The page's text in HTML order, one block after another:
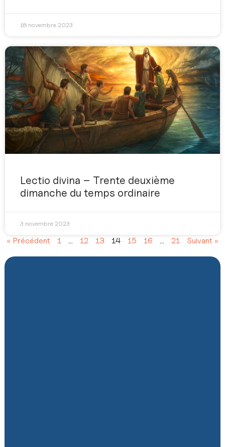
18 novembre 2023
Lectio divina – Trente deuxième
dimanche du temps ordinaire
3 novembre 2023
« Précédent 1 … 12 13 14 15 16 … 21 Suivant »